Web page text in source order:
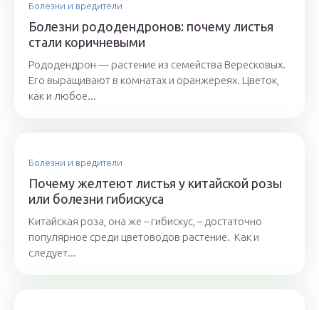
Болезни и вредители
Болезни рододендронов: почему листья
стали коричневыми
Рододендрон — растение из семейства Вересковых.
Его выращивают в комнатах и оранжереях. Цветок,
как и любое...
Болезни и вредители
Почему желтеют листья у китайской розы
или болезни гибискуса
Китайская роза, она же – гибискус, – достаточно
популярное среди цветоводов растение. Как и
следует...